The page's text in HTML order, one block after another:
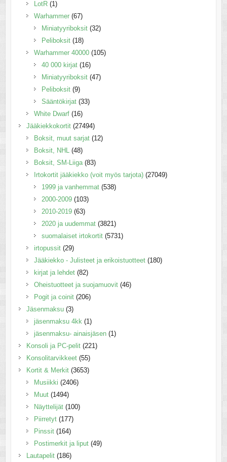
LotR (1)
Warhammer (67)
Miniatyyriboksit (32)
Peliboksit (18)
Warhammer 40000 (105)
40 000 kirjat (16)
Miniatyyriboksit (47)
Peliboksit (9)
Sääntökirjat (33)
White Dwarf (16)
Jääkiekkokortit (27494)
Boksit, muut sarjat (12)
Boksit, NHL (48)
Boksit, SM-Liiga (83)
Irtokortit jääkiekko (voit myös tarjota) (27049)
1999 ja vanhemmat (538)
2000-2009 (103)
2010-2019 (63)
2020 ja uudemmat (3821)
suomalaiset irtokortit (5731)
irtopussit (29)
Jääkiekko - Julisteet ja erikoistuotteet (180)
kirjat ja lehdet (82)
Oheistuotteet ja suojamuovit (46)
Pogit ja coinit (206)
Jäsenmaksu (3)
jäsenmaksu 4kk (1)
jäsenmaksu- ainaisjäsen (1)
Konsoli ja PC-pelit (221)
Konsolitarvikkeet (55)
Kortit & Merkit (3653)
Musiikki (2406)
Muut (1494)
Näyttelijät (100)
Piirretyt (177)
Pinssit (164)
Postimerkit ja liput (49)
Lautapelit (186)